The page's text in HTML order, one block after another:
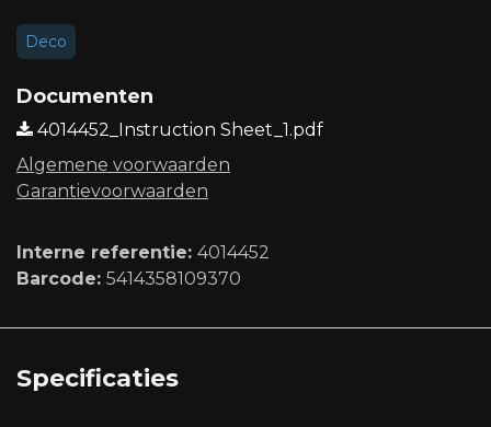
Deco
Documenten
4014452_Instruction Sheet_1.pdf
Algemene voorwaard​en
Garantievoorwaarden
Interne referentie: 4014452
Barcode: 5414358109370
Specificaties